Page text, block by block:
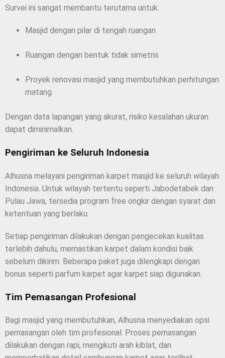
Survei ini sangat membantu terutama untuk:
Masjid dengan pilar di tengah ruangan
Ruangan dengan bentuk tidak simetris
Proyek renovasi masjid yang membutuhkan perhitungan
matang
Dengan data lapangan yang akurat, risiko kesalahan ukuran
dapat diminimalkan.
Pengiriman ke Seluruh Indonesia
Alhusna melayani pengiriman karpet masjid ke seluruh wilayah
Indonesia. Untuk wilayah tertentu seperti Jabodetabek dan
Pulau Jawa, tersedia program free ongkir dengan syarat dan
ketentuan yang berlaku.
Setiap pengiriman dilakukan dengan pengecekan kualitas
terlebih dahulu, memastikan karpet dalam kondisi baik
sebelum dikirim. Beberapa paket juga dilengkapi dengan
bonus seperti parfum karpet agar karpet siap digunakan.
Tim Pemasangan Profesional
Bagi masjid yang membutuhkan, Alhusna menyediakan opsi
pemasangan oleh tim profesional. Proses pemasangan
dilakukan dengan rapi, mengikuti arah kiblat, dan